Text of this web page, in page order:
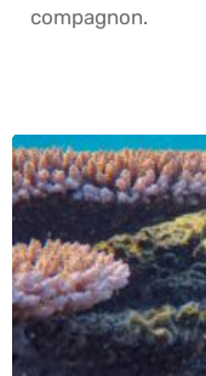
compagnon.